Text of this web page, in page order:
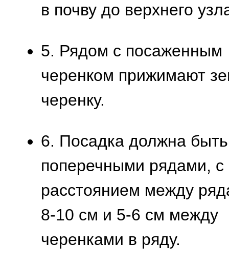
в почву до верхнего
5. Рядом с посаженным
черенком прижимают
черенку.
6. Посадка должна быть
поперечными рядами, с
расстоянием между
8-10 см и 5-6 см между
черенками в ряду.